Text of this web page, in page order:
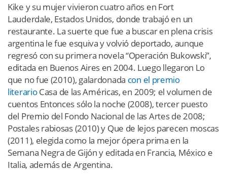
Kike y su mujer vivieron cuatro años en Fort
Lauderdale, Estados Unidos, donde trabajó en un
restaurante. La suerte que fue a buscar en plena crisis
argentina le fue esquiva y volvió deportado, aunque
regresó con su primera novela “Operación Bukowski”,
editada en Buenos Aires en 2004. Luego llegaron Lo
que no fue (2010), galardonada con el premio
literarioCasa de las Américas, en 2009; el volumen de
cuentos Entonces sólo la noche (2008), tercer puesto
del Premio del Fondo Nacional de las Artes de 2008;
Postales rabiosas (2010) y Que de lejos parecen moscas
(2011), elegida como la mejor ópera prima en la
Semana Negra de Gijón y editada en Francia, México e
Italia, además de Argentina.